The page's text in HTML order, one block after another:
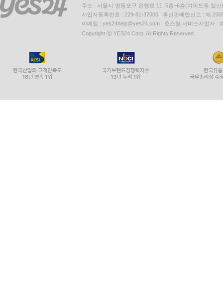
주소 : 서울시 영등포구 은행로 11, 5층~6층(여의도동,일신
사업자등록번호 : 229-81-37000 통신판매업신고 : 제
이메일 : yes24help@yes24.com 호스팅 서비스사업자 :
Copyright ⓒ YES24 Corp. All Rights Reserved.